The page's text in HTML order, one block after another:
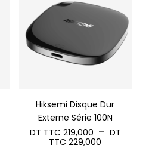
DT
TTC
Hiksemi Disque Dur
Externe Série 100N
DT TTC 219,000 – DT
TTC 229,000